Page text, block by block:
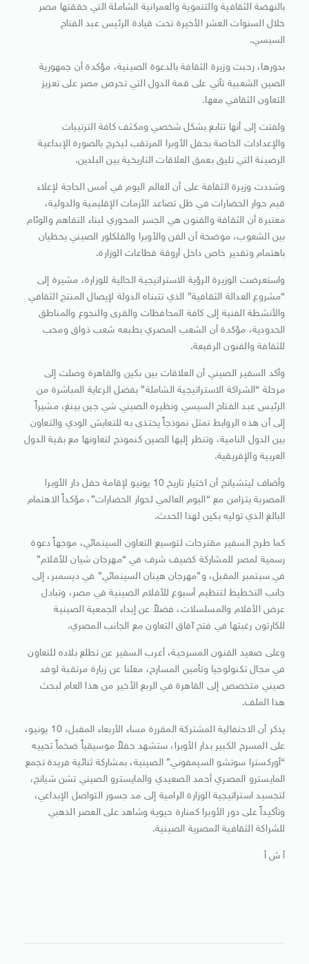
بالنهضة الثقافية والتنموية والعمرانية الشاملة التي حققتها مصر
خلال السنوات العشر الأخيرة تحت قيادة الرئيس عبد الفتاح
السيسي.
بدورها، رحبت وزيرة الثقافة بالدعوة الصينية، مؤكدة أن جمهورية
الصين الشعبية تأتي على قمة الدول التي تحرص مصر على تعزيز
التعاون الثقافي معها.
ولفتت إلى أنها تتابع بشكل شخصي ومكثف كافة الترتيبات
والإعدادات الخاصة بحفل الأوبرا المرتقب ليخرج بالصورة الإبداعية
الرصينة التي تليق بعمق العلاقات التاريخية بين البلدين.
وشددت وزيرة الثقافة على أن العالم اليوم في أمس الحاجة لإعلاء
قيم حوار الحضارات في ظل تصاعد الأزمات الإقليمية والدولية،
معتبرة أن الثقافة والفنون هي الجسر المحوري لبناء التفاهم والوئام
بين الشعوب، موضحة أن الفن والأوبرا والفلكلور الصيني يحظيان
باهتمام وتقدير خاص داخل أروقة قطاعات الوزارة.
واستعرضت الوزيرة الرؤية الاستراتيجية الحالية للوزارة، مشيرة إلى
“مشروع العدالة الثقافية” الذي تتبناه الدولة لإيصال المنتج الثقافي
والأنشطة الفنية إلى كافة المحافظات والقرى والنجوع والمناطق
الحدودية، مؤكدة أن الشعب المصري بطبعه شعب ذواق ومحب
للثقافة والفنون الرفيعة.
وأكد السفير الصيني أن العلاقات بين بكين والقاهرة وصلت إلى
مرحلة “الشراكة الاستراتيجية الشاملة” بفضل الرعاية المباشرة من
الرئيس عبد الفتاح السيسي ونظيره الصيني شي جين بينغ، مشيراً
إلى أن هذه الروابط تمثل نموذجاً يحتذى به للتعايش الودي والتعاون
بين الدول النامية، وتنظر إليها الصين كنموذج لتعاونها مع بقية الدول
العربية والإفريقية.
وأضاف ليتشيانج أن اختيار تاريخ 10 يونيو لإقامة حفل دار الأوبرا
المصرية يتزامن مع “اليوم العالمي لحوار الحضارات”، مؤكداً الاهتمام
البالغ الذي توليه بكين لهذا الحدث.
كما طرح السفير مقترحات لتوسيع التعاون السينمائي، موجهاً دعوة
رسمية لمصر للمشاركة كضيف شرف في “مهرجان شيان للأفلام”
في سبتمبر المقبل، و”مهرجان هينان السينمائي” في ديسمبر، إلى
جانب التخطيط لتنظيم أسبوع للأفلام الصينية في مصر، وتبادل
عرض الأفلام والمسلسلات، فضلاً عن إبداء الجمعية الصينية
للكارتون رغبتها في فتح آفاق التعاون مع الجانب المصري.
وعلى صعيد الفنون المسرحية، أعرب السفير عن تطلع بلاده للتعاون
في مجال تكنولوجيا وتأمين المسارح، معلنا عن زيارة مرتقبة لوفد
صيني متخصص إلى القاهرة في الربع الأخير من هذا العام لبحث
هذا الملف.
يذكر أن الاحتفالية المشتركة المقررة مساء الأربعاء المقبل، 10 يونيو،
على المسرح الكبير بدار الأوبرا، ستشهد حفلاً موسيقياً ضخماً تحييه
“أوركسترا سوتشو السيمفوني” الصينية، بمشاركة ثنائية فريدة تجمع
المايسترو المصري أحمد الصعيدي والمايسترو الصيني تشن شيانج،
لتجسيد استراتيجية الوزارة الرامية إلى مد جسور التواصل الإبداعي،
وتأكيداً على دور الأوبرا كمنارة حيوية وشاهد على العصر الذهبي
للشراكة الثقافية المصرية الصينية.
أ ش أ